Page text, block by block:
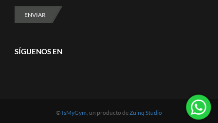
Política
de
privacidad
legales
ENVIAR
SÍGUENOS EN
© IsMyGym, un producto deZuinq Studio